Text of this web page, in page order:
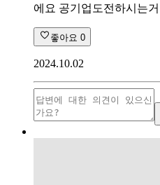
에요 공기업도전하시는
좋아요 0
2024.10.02